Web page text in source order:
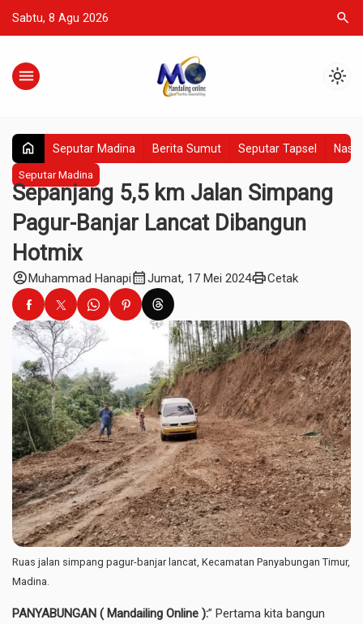
Sabtu, 8 Agu 2026 search
menu light_mode
home Seputar Madina Berita Sumut Seputar Tapsel
Seputar Madina
Sepanjang 5,5 km Jalan Simpang
Pagur-Banjar Lancat Dibangun
Hotmix
account_circleMuhammad Hanapicalendar_monthJumat, 17 Mei 2024printCetak
Ruas jalan simpang pagur-banjar lancat, Kecamatan Panyabungan Timur,
Madina.
PANYABUNGAN ( Mandailing Online ):” Pertama kita bangun